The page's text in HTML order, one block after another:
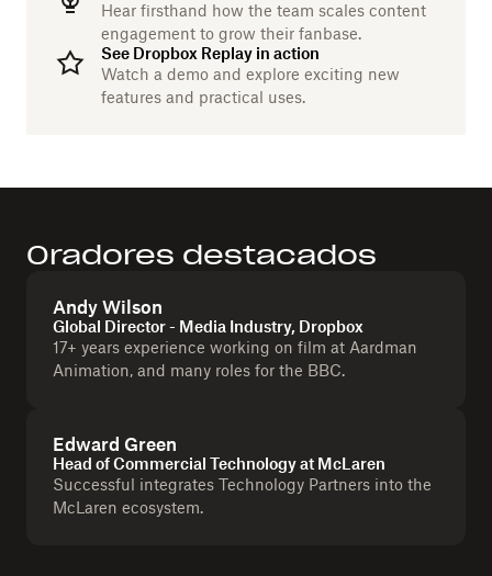
Hear firsthand how the team scales content
engagement to grow their fanbase.
See Dropbox Replay in action
Watch a demo and explore exciting new
features and practical uses.
Oradores destacados
Andy Wilson
Global Director - Media Industry, Dropbox
17+ years experience working on film at Aardman
Animation, and many roles for the BBC.
Edward Green
Head of Commercial Technology at McLaren
Successful integrates Technology Partners into the
McLaren ecosystem.